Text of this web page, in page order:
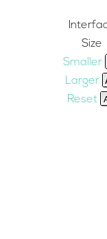
Size
Smaller
Larger
Reset